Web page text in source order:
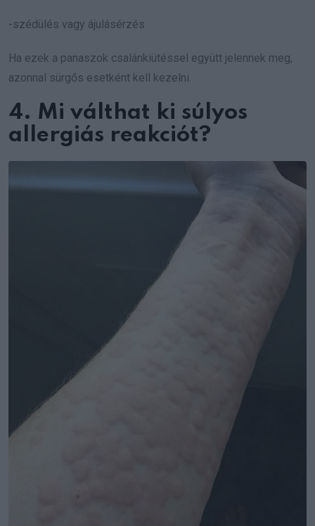
-szédülés vagy ájulásérzés
Ha ezek a panaszok csalánkiütéssel együtt jelennek meg,
azonnal sürgős esetként kell kezelni.
4. Mi válthat ki súlyos
allergiás reakciót?